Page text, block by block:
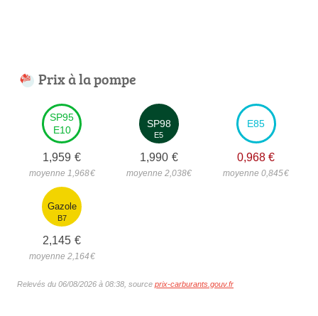
Prix à la pompe
SP95
E10
1,959 €
moyenne 1,968€
SP98
E5
1,990 €
moyenne 2,038€
E85
0,968 €
moyenne 0,845€
Gazole
B7
2,145 €
moyenne 2,164€
Relevés du 06/08/2026 à 08:38, source prix-carburants.gouv.fr